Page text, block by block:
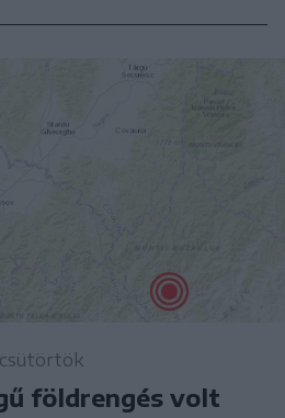
csütörtök
földrengés volt